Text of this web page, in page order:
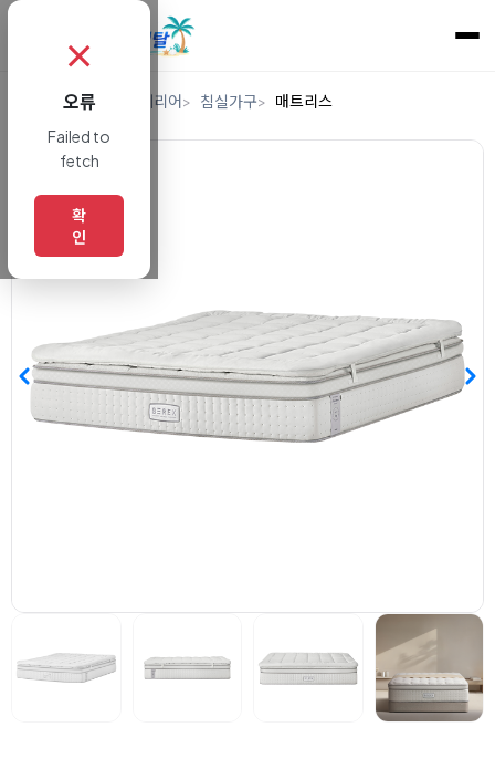
렌탈 가구/인테리어 침실가구 매트리스
✗
오류
Failed to
fetch
확
인